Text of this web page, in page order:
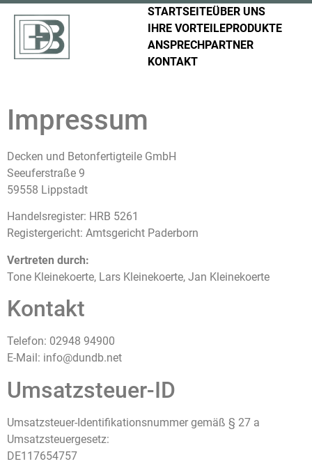
STARTSEITEÜBER UNS
IHRE VORTEILEPRODUKTE
ANSPRECHPARTNER
KONTAKT
Impressum
Decken und Betonfertigteile GmbH
Seeuferstraße 9
59558 Lippstadt
Handelsregister: HRB 5261
Registergericht: Amtsgericht Paderborn
Vertreten durch:
Tone Kleinekoerte, Lars Kleinekoerte, Jan Kleinekoerte
Kontakt
Telefon: 02948 94900
E-Mail: info@dundb.net
Umsatzsteuer-ID
Umsatzsteuer-Identifikationsnummer gemäß § 27 a
Umsatzsteuergesetz:
DE117654757